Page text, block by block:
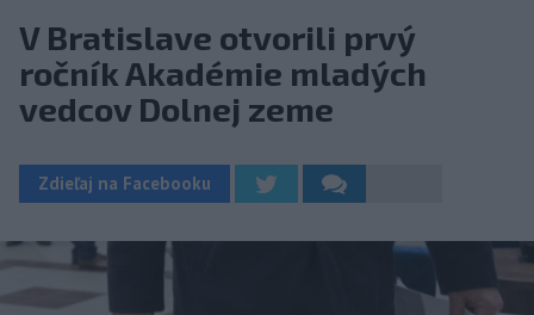
V Bratislave otvorili prvý
ročník Akadémie mladých
vedcov Dolnej zeme
Zdieľaj na Facebooku